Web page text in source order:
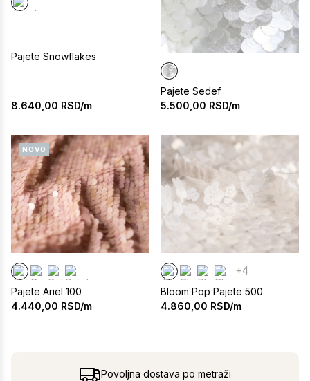
Pajete Snowflakes
8.640,00 RSD/m
Pajete Sedef
5.500,00 RSD/m
NOVO
Pajete Ariel 100
4.440,00 RSD/m
+4
Bloom Pop Pajete 500
4.860,00 RSD/m
Povoljna dostava po metraži